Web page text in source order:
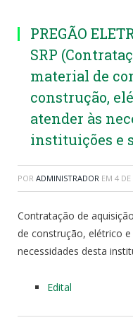
PREGÃO
SRP
material de
construção,
atender às
instituições e
POR ADMINISTRADOR EM 4
Contratação de
de construção, elétrico e
necessidades desta
Edital